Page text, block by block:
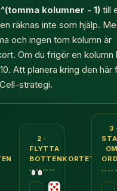
kolumner - 1) till
räknas inte som hjälp.
och ingen tom kolumn är
Om du frigör en kolumn
Att planera kring den här
strategi.
Först: sekvensen
2 ·
FLYTTA
BOTTENKORTET
3 ·